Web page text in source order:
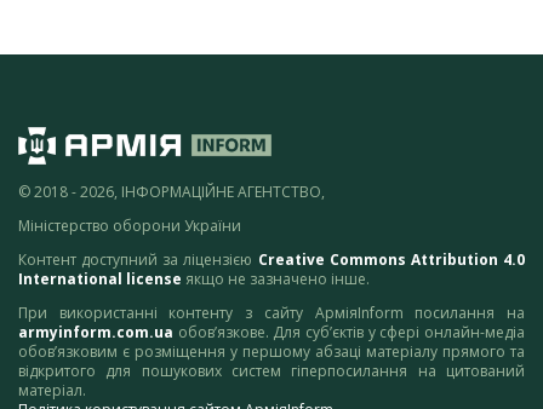
© 2018 - 2026, ІНФОРМАЦІЙНЕ АГЕНТСТВО,
Міністерство оборони України
Контент доступний за ліцензією Creative Commons Attribution 4.0
International license якщо не зазначено інше.
При використанні контенту з сайту АрміяInform посилання на
armyinform.com.ua обов’язкове. Для суб’єктів у сфері онлайн-медіа
обов’язковим є розміщення у першому абзаці матеріалу прямого та
відкритого для пошукових систем гіперпосилання на цитований
матеріал.